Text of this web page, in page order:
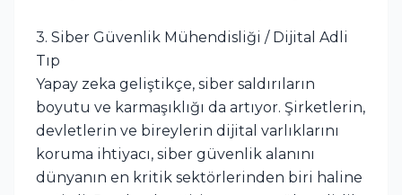
3. Siber Güvenlik Mühendisliği / Dijital Adli
Tıp
Yapay zeka geliştikçe, siber saldırıların
boyutu ve karmaşıklığı da artıyor. Şirketlerin,
devletlerin ve bireylerin dijital varlıklarını
koruma ihtiyacı, siber güvenlik alanını
dünyanın en kritik sektörlerinden biri haline